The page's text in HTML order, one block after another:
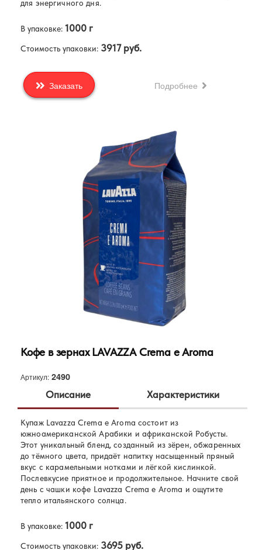
для энергичного дня.
В упаковке: 1000 г
Стоимость упаковки: 3917 руб.
Заказать Подробнее
Кофе в зернах LAVAZZA Crema e Aroma
Артикул: 2490
Описание
Характеристики
Купаж Lavazza Crema e Aroma состоит из
южноамериканской Арабики и африканской Робусты.
Этот уникальный бленд, созданный из зёрен, обжаренных
до тёмного цвета, придаёт напитку насыщенный пряный
вкус с карамельными нотками и лёгкой кислинкой.
Послевкусие приятное и продолжительное. Начните свой
день с чашки кофе Lavazza Crema e Aroma и ощутите
тепло итальянского солнца.
Бренд: Lavazza
Состав:70% Арабика, 30% Робуста
В упаковке: 1000 г
Стоимость упаковки: 3695 руб.